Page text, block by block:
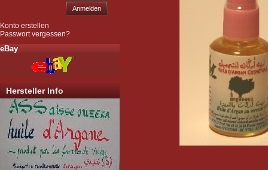
Anmelden
Konto erstellen
Passwort vergessen?
eBay
Hersteller Info